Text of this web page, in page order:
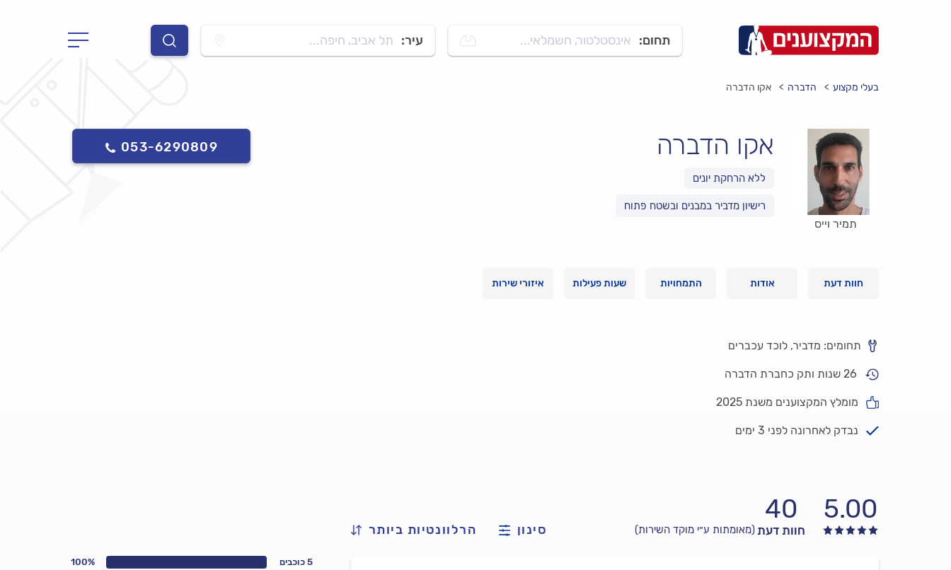
תחום: אינסטלטור, חשמלאי... עיר: תל אביב, חיפה...
בעלי מקצוע הדברה אקו הדברה
תמיר וייס
אקו הדברה
רישיון מדביר במבנים ובשטח פתוח
053-6290809
חוות דעת אודות התמחויות שעות פעילות איזורי שירות
תחומים: מדביר, לוכד עכברים
26 שנות ותק כחברת הדברה
מומלץ המקצוענים משנת 2025
נבדק לאחרונה לפני 3 ימים
5.00
40
חוות דעת(מאומתות ע״י מוקד השירות) סינון הרלוונטיות ביותר
5 כוכבים 100%